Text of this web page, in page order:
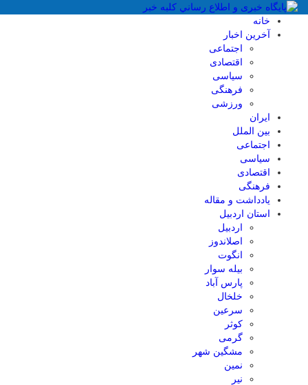
خانه
آخرین اخبار
اجتماعی
اقتصادی
سیاسی
فرهنگی
ورزشی
ایران
بین الملل
اجتماعی
سیاسی
اقتصادی
فرهنگی
یادداشت و مقاله
استان اردبیل
اردبیل
اصلاندوز
انگوت
بیله سوار
پارس آباد
خلخال
سرعین
کوثر
گرمی
مشگین شهر
نمین
نیر